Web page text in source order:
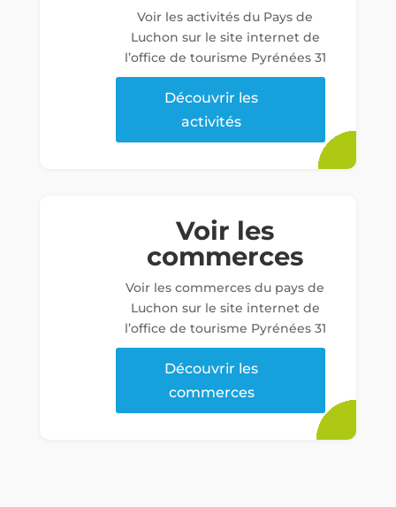
Voir les activités du Pays de
Luchon sur le site internet de
l’office de tourisme Pyrénées 31
Découvrir les
activités
Voir les
commerces
Voir les commerces du pays de
Luchon sur le site internet de
l’office de tourisme Pyrénées 31
Découvrir les
commerces